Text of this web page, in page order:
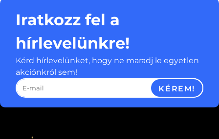
Iratkozz fel a
hírlevelünkre!
Kérd hírlevelünket, hogy ne maradj le egyetlen
akciónkról sem!
KÉREM!